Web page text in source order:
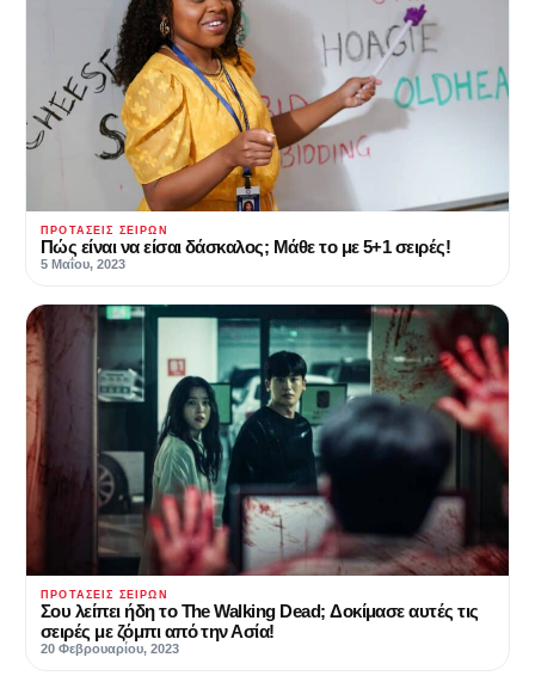
ΠΡΟΤΆΣΕΙΣ ΣΕΙΡΏΝ
Πώς είναι να είσαι δάσκαλος; Μάθε το με 5+1 σειρές!
5 Μαΐου, 2023
ΠΡΟΤΆΣΕΙΣ ΣΕΙΡΏΝ
Σου λείπει ήδη το The Walking Dead; Δοκίμασε αυτές τις
σειρές με ζόμπι από την Ασία!
20 Φεβρουαρίου, 2023